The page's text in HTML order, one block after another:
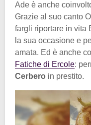
Ade è anche
Grazie al suo canto
fargli riportare in vita
la sua occasione e
amata. Ed è anche
Fatiche di Ercole:
Cerbero in prestito.